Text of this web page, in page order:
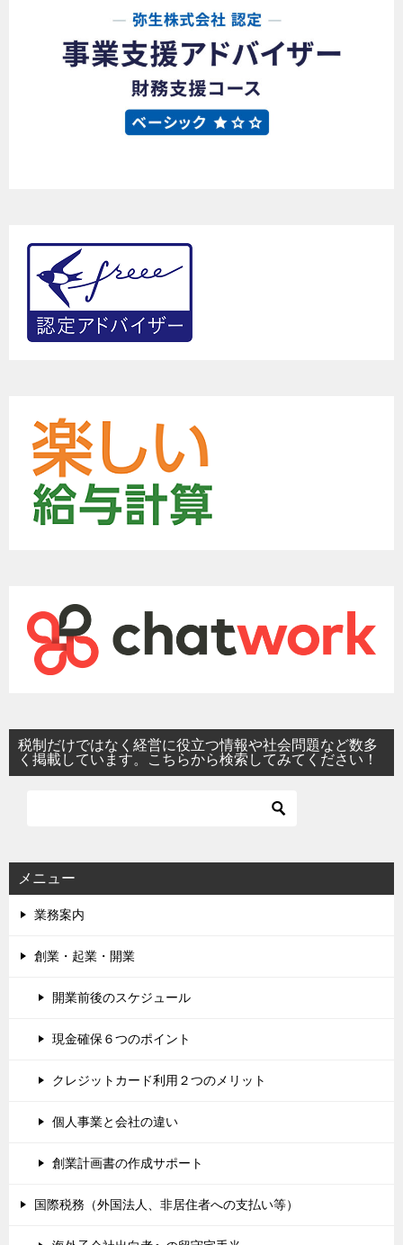
税制だけではなく経営に役立つ情報や社会問題など数多
く掲載しています。こちらから検索してみてください！
メニュー
業務案内
創業・起業・開業
開業前後のスケジュール
現金確保６つのポイント
クレジットカード利用２つのメリット
個人事業と会社の違い
創業計画書の作成サポート
国際税務（外国法人、非居住者への支払い等）